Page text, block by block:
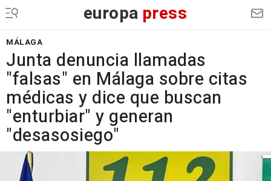
europa press
MÁLAGA
Junta denuncia llamadas
"falsas" en Málaga sobre citas
médicas y dice que buscan
"enturbiar" y generan
"desasosiego"